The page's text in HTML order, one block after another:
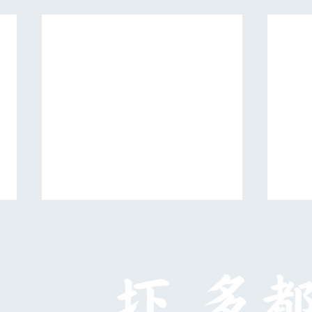
10